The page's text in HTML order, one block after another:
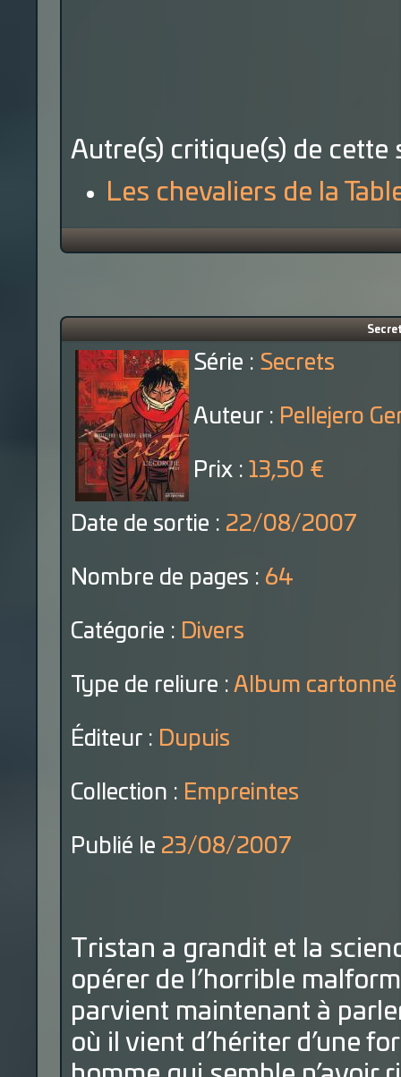
Autre(s) critique(s) de cette
Les chevaliers de la
Série : Secrets
Auteur : Pellejero
Prix : 13,50 €
Date de sortie : 22/08/2007
Nombre de pages : 64
Catégorie : Divers
Type de reliure : Album cartonné
Éditeur : Dupuis
Collection : Empreintes
Publié le 23/08/2007
Tristan a grandit et la
opérer de l’horrible
parvient maintenant à
où il vient d’hériter d’une